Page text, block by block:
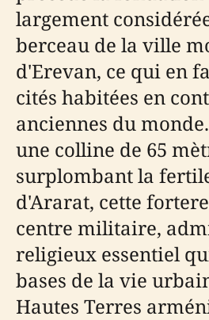
largement
berceau de la ville
d'Erevan, ce qui en
cités habitées en
anciennes du
une colline de 65
surplombant la
d'Ararat, cette
centre militaire,
religieux essentiel
bases de la vie
Hautes Terres